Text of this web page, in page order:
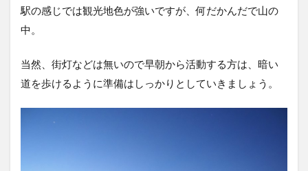
駅の感じでは観光地色が強いですが、何だかんだで山の
中。
当然、街灯などは無いので早朝から活動する方は、暗い
道を歩けるように準備はしっかりとしていきましょう。